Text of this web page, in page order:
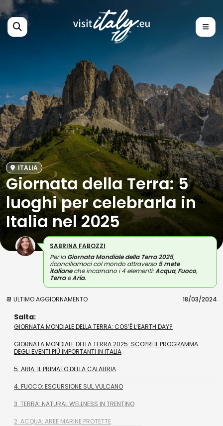
ITALIA
Giornata della Terra: 5
luoghi per celebrarla in
Italia nel 2025
SABRINA FABOZZI
Per laGiornata Mondiale della Terra 2025,
riconciliamoci col mondo attraverso 5 mete
italianeche incarnano i 4 elementi:Acqua,Fuoco,
TerraeAria.
📆 ULTIMO AGGIORNAMENTO 18/03/2024
Salta:
GIORNATA MONDIALE DELLA TERRA: COS’È L’EARTH DAY?
GIORNATA MONDIALE DELLA TERRA 2025: SCOPRI IL PROGRAMMA
DEGLI EVENTI PIÙ IMPORTANTI IN ITALIA
5. ARIA: IL PRIMATO DELLA CALABRIA
4. FUOCO: ESCURSIONE SUL VULCANO
3. TERRA: NATURAL WELLNESS IN TRENTINO
2. ACQUA: AREE MARINE PROTETTE